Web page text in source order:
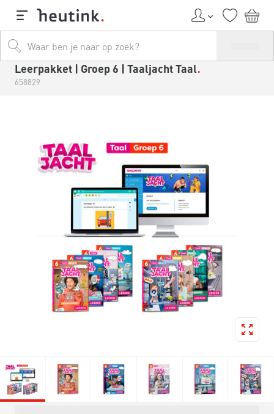
Leerpakket | Groep 6 | Taaljacht Taal
658829